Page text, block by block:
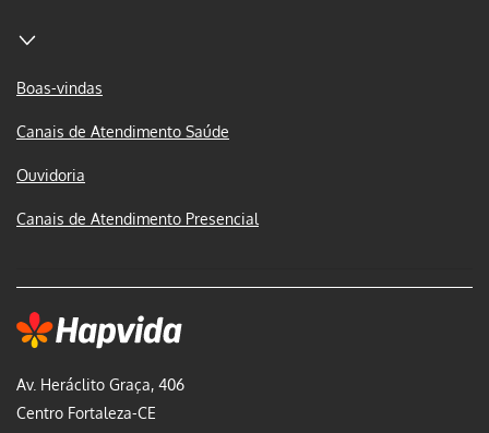
Av. Heráclito Graça, 406
Centro Fortaleza-CE
Boas-vindas
Canais de Atendimento Saúde
Ouvidoria
Canais de Atendimento Presencial